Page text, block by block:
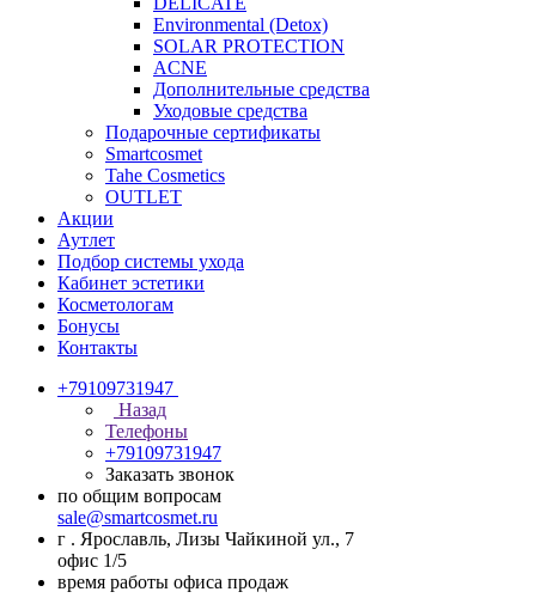
Environmental (Detox)
SOLAR PROTECTION
АCNE
Дополнительные средства
Уходовые средства
Подарочные сертификаты
Smartcosmet
Tahe Cosmetics
OUTLET
Акции
Аутлет
Подбор системы ухода
Кабинет эстетики
Косметологам
Бонусы
Контакты
+79109731947
Назад
Телефоны
+79109731947
Заказать звонок
по общим вопросам
sale@smartcosmet.ru
г . Ярославль, Лизы Чайкиной ул., 7
офис 1/5
время работы офиса продаж